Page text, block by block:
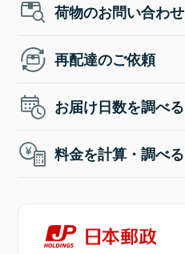
荷物のお問い合わせ
再配達のご依頼
お届け日数を調べる
料金を計算・調べる